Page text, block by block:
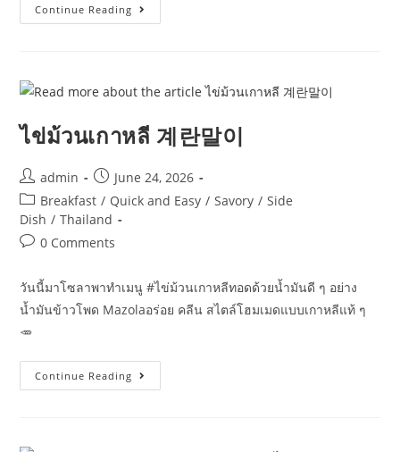
Continue Reading Risotto
Mushroom
ไข่ม้วนเกาหลี 계란말이
Post
author:
admin
Post
published:
June 24, 2026
Post
category:
Breakfast / Quick and Easy / Savory / Side
Dish / Thailand
Post0 Comments
วันนี้มาโซลาพาทำเมนู #ไข่ม้วนเกาหลีทอดด้วยน้ำมันดี ๆ อย่าง
น้ำมันข้าวโพด Mazolaอร่อย คลีน สไตล์โฮมเมดแบบเกาหลีแท้ ๆ
🥕
Continue Reading ไข่
ม้วน